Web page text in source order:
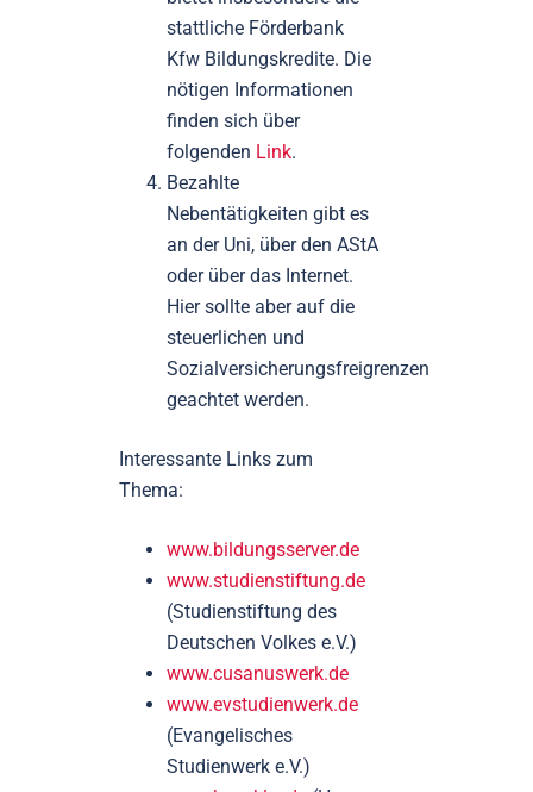
stattliche Förderbank
Kfw Bildungskredite. Die
nötigen Informationen
finden sich über
folgenden Link.
Bezahlte
Nebentätigkeiten gibt es
an der Uni, über den AStA
oder über das Internet.
Hier sollte aber auf die
steuerlichen und
Sozialversicherungsfreigrenzen
geachtet werden.
Interessante Links zum
Thema:
www.bildungsserver.de
www.studienstiftung.de
(Studienstiftung des
Deutschen Volkes e.V.)
www.cusanuswerk.de
www.evstudienwerk.de
(Evangelisches
Studienwerk e.V.)